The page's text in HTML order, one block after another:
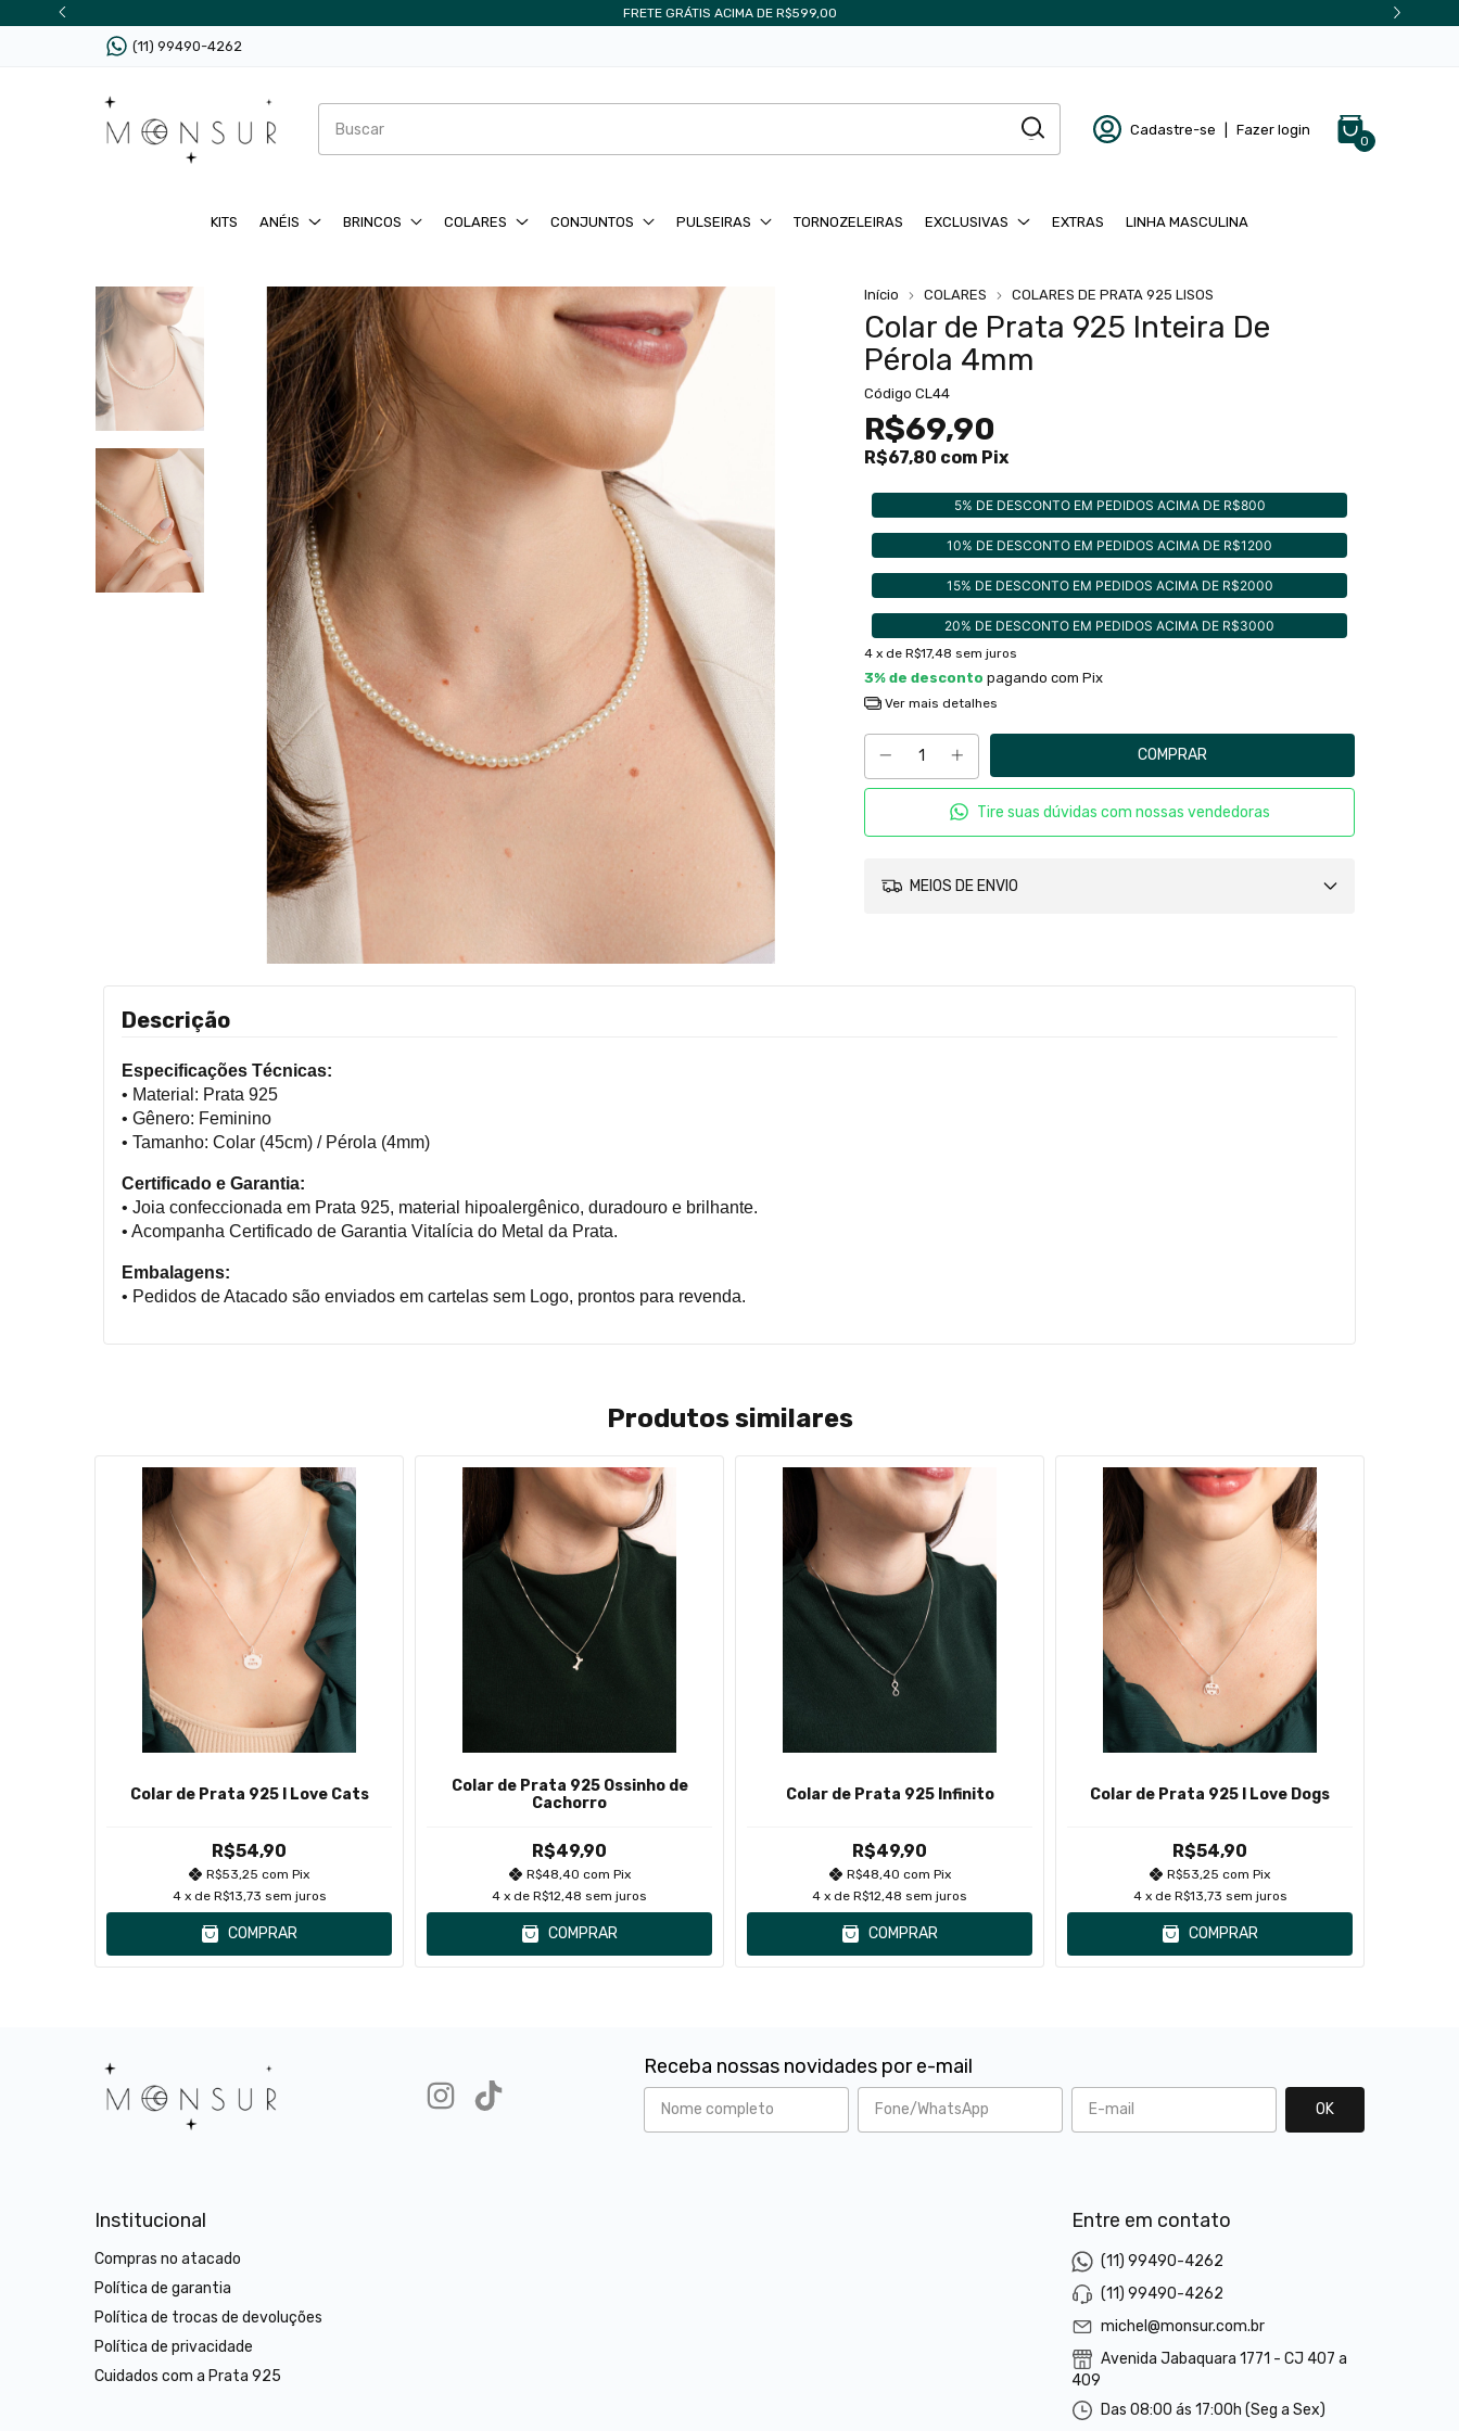
FRETE GRÁTIS ACIMA DE R$599,00
(11) 99490-4262
Cadastre-se Fazer login
0
KITS ANÉIS BRINCOS COLARES CONJUNTOS PULSEIRAS TORNOZELEIRAS EXCLUSIVAS EXTRAS LINHA MASCULINA
Início COLARES COLARES DE PRATA 925 LISOS
Colar de Prata 925 Inteira De
Pérola 4mm
Código CL44
R$69,90
R$67,80 com Pix
5% DE DESCONTO EM PEDIDOS ACIMA DE R$800
10% DE DESCONTO EM PEDIDOS ACIMA DE R$1200
15% DE DESCONTO EM PEDIDOS ACIMA DE R$2000
20% DE DESCONTO EM PEDIDOS ACIMA DE R$3000
4 x de R$17,48 sem juros
3% de desconto pagando com Pix
Ver mais detalhes
Tire suas dúvidas com nossas vendedoras
MEIOS DE ENVIO
Descrição
Especificações Técnicas:
• Material: Prata 925
• Gênero: Feminino
• Tamanho: Colar (45cm) / Pérola (4mm)
Certificado e Garantia:
• Joia confeccionada em Prata 925, material hipoalergênico, duradouro e brilhante.
• Acompanha Certificado de Garantia Vitalícia do Metal da Prata.
Embalagens:
• Pedidos de Atacado são enviados em cartelas sem Logo, prontos para revenda.
Produtos similares
Colar de Prata 925 I Love Cats
R$54,90
R$53,25 com Pix
4 x de R$13,73 sem juros
COMPRAR
Colar de Prata 925 Ossinho de
Cachorro
R$49,90
R$48,40 com Pix
4 x de R$12,48 sem juros
COMPRAR
Colar de Prata 925 Infinito
R$49,90
R$48,40 com Pix
4 x de R$12,48 sem juros
COMPRAR
Colar de Prata 925 I Love Dogs
R$54,90
R$53,25 com Pix
4 x de R$13,73 sem juros
COMPRAR
Receba nossas novidades por e-mail
Institucional
Compras no atacado
Política de garantia
Política de trocas de devoluções
Política de privacidade
Cuidados com a Prata 925
Entre em contato
(11) 99490-4262
(11) 99490-4262
michel@monsur.com.br
Avenida Jabaquara 1771 - CJ 407 a
409
Das 08:00 ás 17:00h (Seg a Sex)